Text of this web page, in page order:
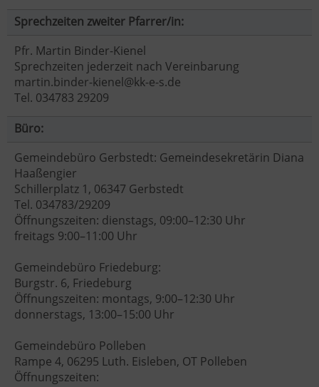
Sprechzeiten zweiter Pfarrer/in:
Pfr. Martin Binder-Kienel
Sprechzeiten jederzeit nach Vereinbarung
martin.binder-kienel@kk-e-s.de
Tel. 034783 29209
Büro:
Gemeindebüro Gerbstedt: Gemeindesekretärin Diana
Haaßengier
Schillerplatz 1, 06347 Gerbstedt
Tel. 034783/29209
Öffnungszeiten: dienstags, 09:00–12:30 Uhr
freitags 9:00–11:00 Uhr
Gemeindebüro Friedeburg:
Burgstr. 6, Friedeburg
Öffnungszeiten: montags, 9:00–12:30 Uhr
donnerstags, 13:00–15:00 Uhr
Gemeindebüro Polleben
Rampe 4, 06295 Luth. Eisleben, OT Polleben
Öffnungszeiten: